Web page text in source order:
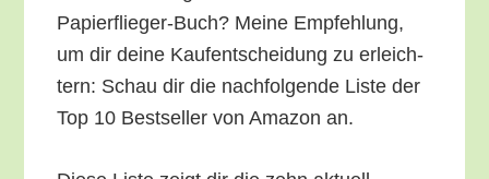
Papier­flie­ger-Buch? Mei­ne Emp­feh­lung,
um dir dei­ne Kauf­ent­schei­dung zu erleich­
tern: Schau dir die nach­fol­gen­de Lis­te der
Top 10 Best­sel­ler von Ama­zon an.